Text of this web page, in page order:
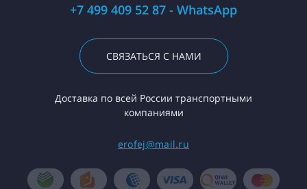
+7 499 409 52 87 - WhatsApp
СВЯЗАТЬСЯ С НАМИ
Доставка по всей России транспортными
компаниями
erofej@mail.ru